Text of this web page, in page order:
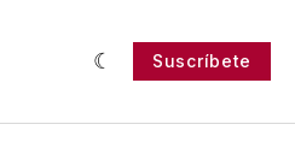
Suscríbete